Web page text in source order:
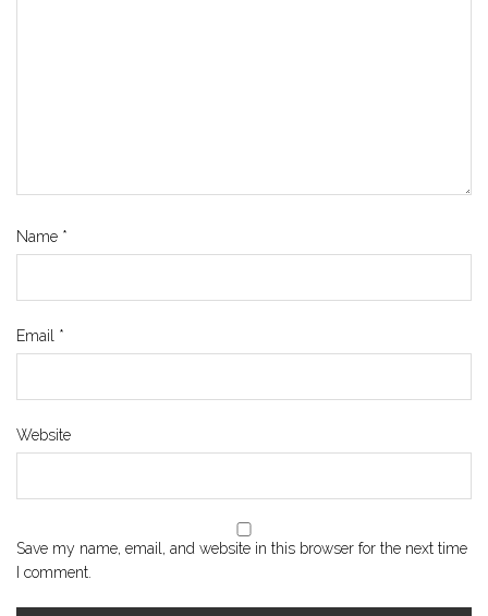
Name *
Email *
Website
Save my name, email, and website in this browser for the next time
I comment.